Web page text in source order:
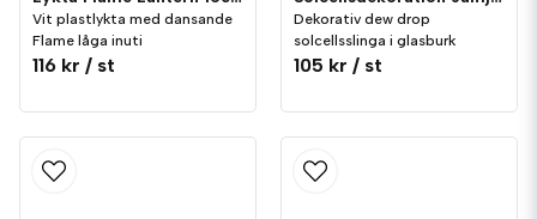
Vit plastlykta med dansande
Flame låga inuti
116 kr / st
Dekorativ dew drop
solcellsslinga i glasburk
105 kr / st